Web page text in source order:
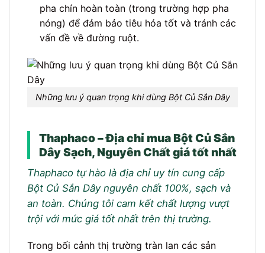
pha chín hoàn toàn (trong trường hợp pha
nóng) để đảm bảo tiêu hóa tốt và tránh các
vấn đề về đường ruột.
Những lưu ý quan trọng khi dùng Bột Củ Sắn Dây
Thaphaco – Địa chỉ mua Bột Củ Sắn
Dây Sạch, Nguyên Chất giá tốt nhất
Thaphaco tự hào là địa chỉ uy tín cung cấp
Bột Củ Sắn Dây nguyên chất 100%, sạch và
an toàn. Chúng tôi cam kết chất lượng vượt
trội với mức giá tốt nhất trên thị trường.
Trong bối cảnh thị trường tràn lan các sản